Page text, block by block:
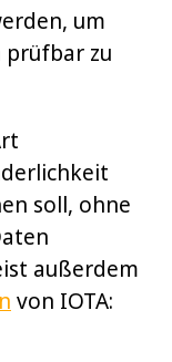
um
zu
soll, ohne
außerdem
von IOTA: